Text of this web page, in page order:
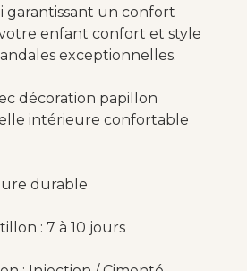
un confort
enfant confort et style
exceptionnelles.
décoration papillon
intérieure confortable
durable
: 7 à 10 jours